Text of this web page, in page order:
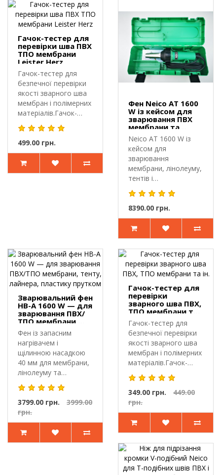
Гачок-тестер для
перевірки шва ПВХ
ТПО мембрани
Leister Herz
Гачок-тестер для
безпечної перевірки
якості зварного шва
мембран і полімерних
матеріалів.Гачок-
тесте..
499.00 грн.
Фен Neico AT 1600
W із кейсом для
зварювання ПВХ
мембрани та
лінолеуму
Neico AT 1600 W із
кейсом для
зварювання
мембрани, лінолеуму,
тентів і
пластику.Neico AT
1600 W із к..
8390.00 грн.
Зварювальний фен
HB-A 1600 W — для
зварювання ПВХ/
ТПО мембрани,
тенту, лайнера,
пластику прутком
Фен із запасним
нагрівачем і
щілинною насадкою
40 мм для мембрани,
лінолеуму та
пластику.HB-A 1600
W..
3799.00 грн.
3999.00
грн.
Гачок-тестер для
перевірки
зварного шва ПВХ,
ТПО мембрани та
ін.
Гачок-тестер для
безпечної перевірки
якості зварного шва
мембран і полімерних
матеріалів.Гачок-
тесте..
349.00 грн.
449.00
грн.